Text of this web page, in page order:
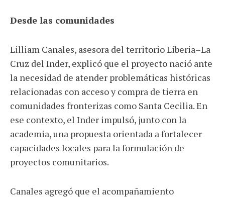
Desde las comunidades
Lilliam Canales, asesora del territorio Liberia–La
Cruz del Inder, explicó que el proyecto nació ante
la necesidad de atender problemáticas históricas
relacionadas con acceso y compra de tierra en
comunidades fronterizas como Santa Cecilia. En
ese contexto, el Inder impulsó, junto con la
academia, una propuesta orientada a fortalecer
capacidades locales para la formulación de
proyectos comunitarios.
Canales agregó que el acompañamiento